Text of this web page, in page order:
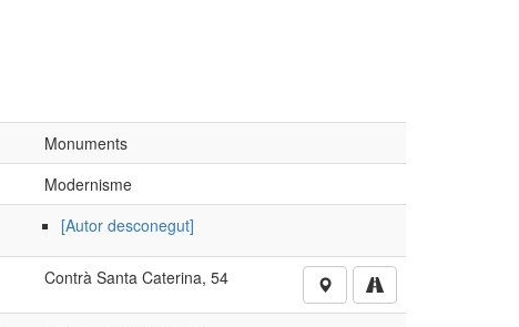
Monuments
Modernisme
[Autor desconegut]
Contrà Santa Caterina, 54